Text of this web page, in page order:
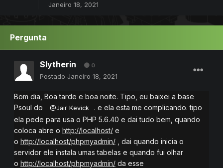
Janeiro 18, 2021
Pergunta
Slytherin 0
Postado Janeiro 18, 2021
Bom dia, Boa tarde e boa noite. Tipo, eu baixei a base
Psoul do
@Jair Kevick
. e ela esta me complicando. tipo
ela pede para usa o PHP 5.6.40 e dai tudo bem, quando
coloca abre o http://localhost/ e
o http://localhost/phpmyadmin/ , dai quando inicia o
servidor ele instala umas tabelas e quando fui olhar
o http://localhost/phpmyadmin/ da esse